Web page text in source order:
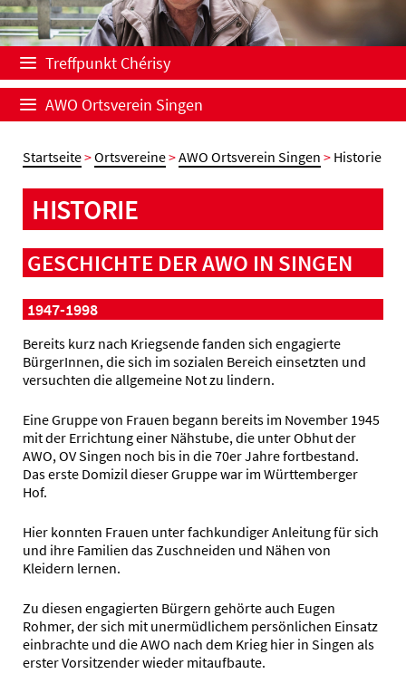
Treffpunkt Chérisy
AWO Ortsverein Singen
Startseite>Ortsvereine>AWO Ortsverein Singen > Historie
HISTORIE
GESCHICHTE DER AWO IN SINGEN
1947-1998
Bereits kurz nach Kriegsende fanden sich engagierte
BürgerInnen, die sich im sozialen Bereich einsetzten und
versuchten die allgemeine Not zu lindern.
Eine Gruppe von Frauen begann bereits im November 1945
mit der Errichtung einer Nähstube, die unter Obhut der
AWO, OV Singen noch bis in die 70er Jahre fortbestand.
Das erste Domizil dieser Gruppe war im Württemberger
Hof.
Hier konnten Frauen unter fachkundiger Anleitung für sich
und ihre Familien das Zuschneiden und Nähen von
Kleidern lernen.
Zu diesen engagierten Bürgern gehörte auch Eugen
Rohmer, der sich mit unermüdlichem persönlichen Einsatz
einbrachte und die AWO nach dem Krieg hier in Singen als
erster Vorsitzender wieder mitaufbaute.